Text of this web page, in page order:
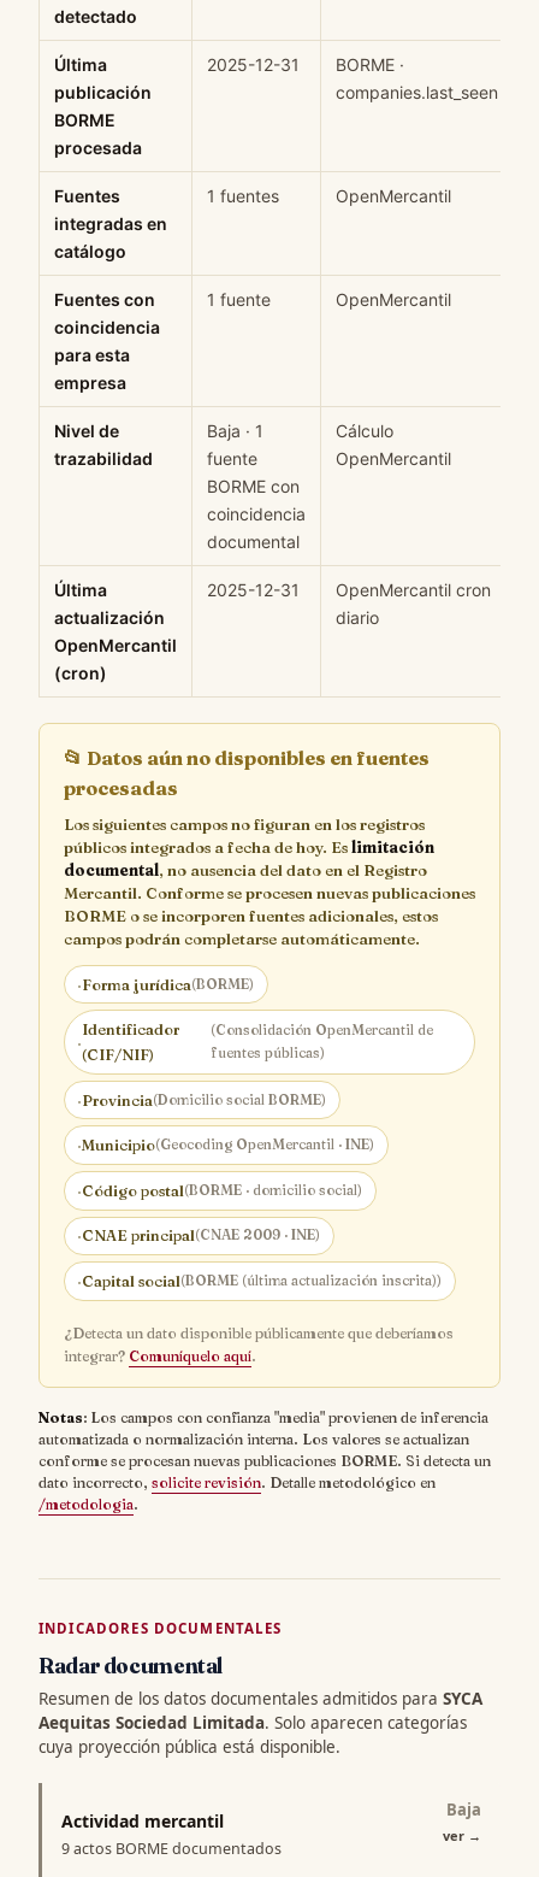
detectado
Última
publicación
BORME
procesada
2025-12-31
BORME ·
companies.last_seen
Fuentes
integradas en
catálogo
1 fuentes OpenMercantil
Fuentes con
coincidencia
para esta
empresa
1 fuente OpenMercantil
Nivel de
trazabilidad
Baja · 1
fuente
BORME con
coincidencia
documental
Cálculo
OpenMercantil
Última
actualización
OpenMercantil
(cron)
2025-12-31
OpenMercantil cron
diario
📂 Datos aún no disponibles en fuentes
procesadas
Los siguientes campos no figuran en los registros
públicos integrados a fecha de hoy. Eslimitación
documental, no ausencia del dato en el Registro
Mercantil. Conforme se procesen nuevas publicaciones
BORME o se incorporen fuentes adicionales, estos
campos podrán completarse automáticamente.
·Forma jurídica(BORME)
·
Identificador
(CIF/NIF)
(Consolidación OpenMercantil de
fuentes públicas)
·Provincia(Domicilio social BORME)
·Municipio(Geocoding OpenMercantil · INE)
·Código postal(BORME · domicilio social)
·CNAE principal(CNAE 2009 · INE)
·Capital social(BORME (última actualización inscrita))
¿Detecta un dato disponible públicamente que deberíamos
integrar? Comuníquelo aquí.
Notas: Los campos con confianza "media" provienen de inferencia
automatizada o normalización interna. Los valores se actualizan
conforme se procesan nuevas publicaciones BORME. Si detecta un
dato incorrecto, solicite revisión. Detalle metodológico en
/metodologia.
INDICADORES DOCUMENTALES
Radar documental
Resumen de los datos documentales admitidos para SYCA
Aequitas Sociedad Limitada. Solo aparecen categorías
cuya proyección pública está disponible.
Actividad mercantil
9 actos BORME documentados
Baja
ver →